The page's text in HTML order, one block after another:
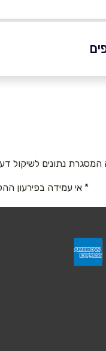
אלי בקשר ל...
נתונים לשיקול
* אי עמידה בפירעון